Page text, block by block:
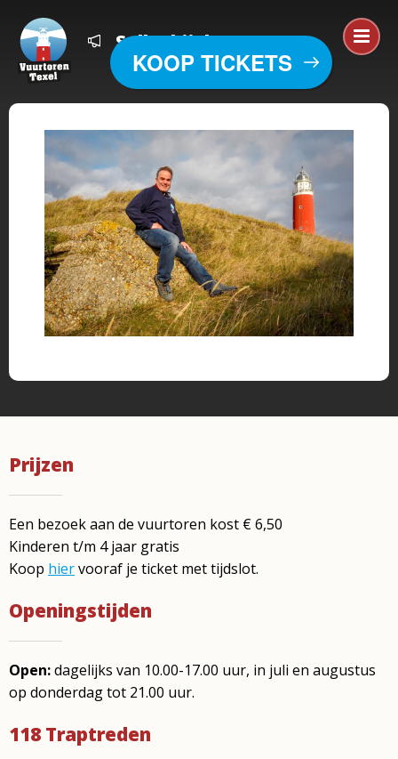
KOOP TICKETS
Salko bij de vuurtoren
Prijzen
Een bezoek aan de vuurtoren kost € 6,50
Kinderen t/m 4 jaar gratis
Koop hiervooraf je ticket met tijdslot.
Openingstijden
Open:dagelijks van 10.00-17.00 uur, in juli en augustus
op donderdag tot 21.00 uur.
118 Traptreden